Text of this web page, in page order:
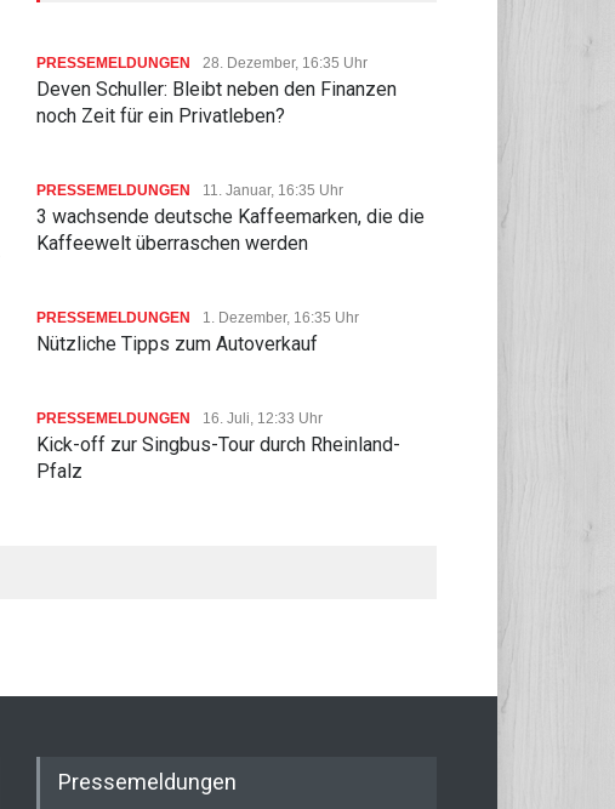
PRESSEMELDUNGEN 28. Dezember, 16:35 Uhr
Deven Schuller: Bleibt neben den Finanzen
noch Zeit für ein Privatleben?
PRESSEMELDUNGEN 11. Januar, 16:35 Uhr
3 wachsende deutsche Kaffeemarken, die die
Kaffeewelt überraschen werden
PRESSEMELDUNGEN 1. Dezember, 16:35 Uhr
Nützliche Tipps zum Autoverkauf
PRESSEMELDUNGEN 16. Juli, 12:33 Uhr
Kick-off zur Singbus-Tour durch Rheinland-
Pfalz
Pressemeldungen